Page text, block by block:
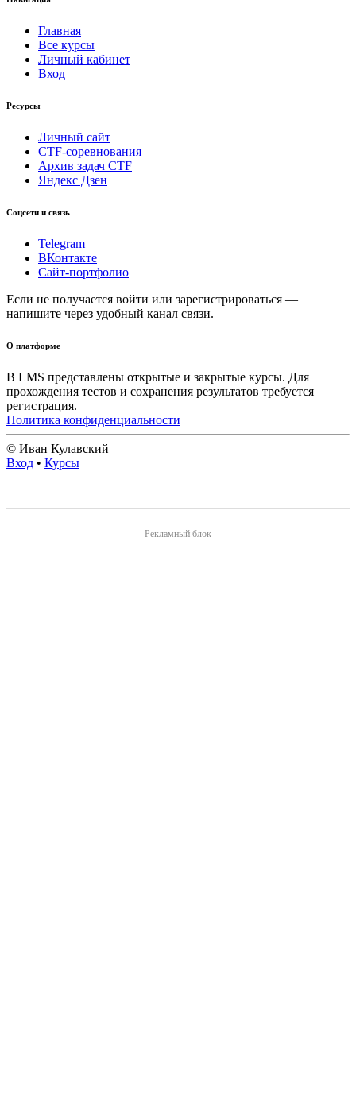
Главная
Все курсы
Личный кабинет
Вход
Ресурсы
Личный сайт
CTF-соревнования
Архив задач CTF
Яндекс Дзен
Соцсети и связь
Telegram
ВКонтакте
Сайт-портфолио
Если не получается войти или зарегистрироваться —
напишите через удобный канал связи.
О платформе
В LMS представлены открытые и закрытые курсы. Для
прохождения тестов и сохранения результатов требуется
регистрация.
Политика конфиденциальности
© Иван Кулавский
Вход • Курсы
Рекламный блок